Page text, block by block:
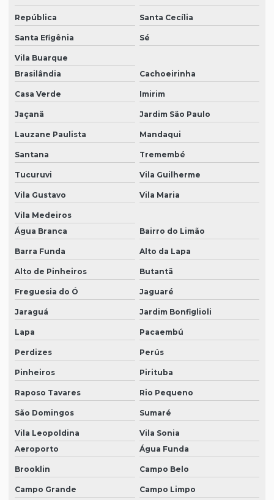
Equipamentos de segurança epi
Fornecedor de epi sp
Fornecedores de epi
Loja de botas pvc
Loja de calçados epi
Loja de epi em sp
Loja de equipamentos epi
Luvas para limpeza em geral
Luvas de proteção individual
Máscara descartável proteção produtos químicos
Máscara de proteção respiratória
óculos de proteção epi preço
Onde comprar bota epi
Onde comprar epi
Onde comprar epi para eletricista
Onde comprar luvas de proteção
Onde comprar óculos de proteção
Roupas de proteção epi
República Santa Cecília
Santa Efigênia Sé
Vila Buarque
Brasilândia
Cachoeirinha
Casa Verde Imirim
Jaçanã Jardim São Paulo
Lauzane Paulista Mandaqui
Santana Tremembé
Tucuruvi Vila Guilherme
Vila Gustavo Vila Maria
Vila Medeiros
Água Branca
Bairro do Limão
Barra Funda Alto da Lapa
Alto de Pinheiros Butantã
Freguesia do Ó Jaguaré
Jaraguá Jardim Bonfiglioli
Lapa Pacaembú
Perdizes Perús
Pinheiros Pirituba
Raposo Tavares Rio Pequeno
São Domingos Sumaré
Vila Leopoldina
Vila Sonia
Aeroporto
Água Funda
Brooklin Campo Belo
Campo Grande Campo Limpo